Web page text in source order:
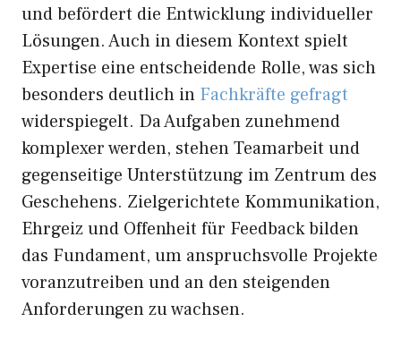
und befördert die Entwicklung individueller
Lösungen. Auch in diesem Kontext spielt
Expertise eine entscheidende Rolle, was sich
besonders deutlich in Fachkräfte gefragt
widerspiegelt. Da Aufgaben zunehmend
komplexer werden, stehen Teamarbeit und
gegenseitige Unterstützung im Zentrum des
Geschehens. Zielgerichtete Kommunikation,
Ehrgeiz und Offenheit für Feedback bilden
das Fundament, um anspruchsvolle Projekte
voranzutreiben und an den steigenden
Anforderungen zu wachsen.